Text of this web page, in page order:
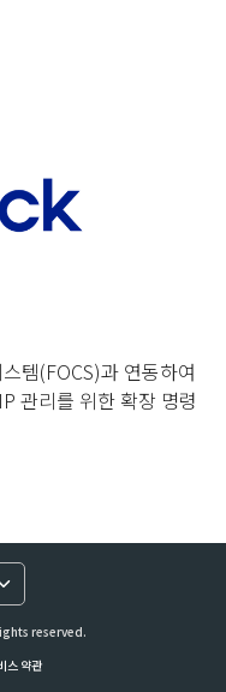
템(FOCS)과 연동하여
관리를 위한 확장 명령
reserved.
스 약관